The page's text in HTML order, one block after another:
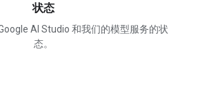
状态
AI Studio 和我们的模型服务的状
态。